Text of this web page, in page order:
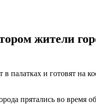
жители
и готовят на
прятались во время